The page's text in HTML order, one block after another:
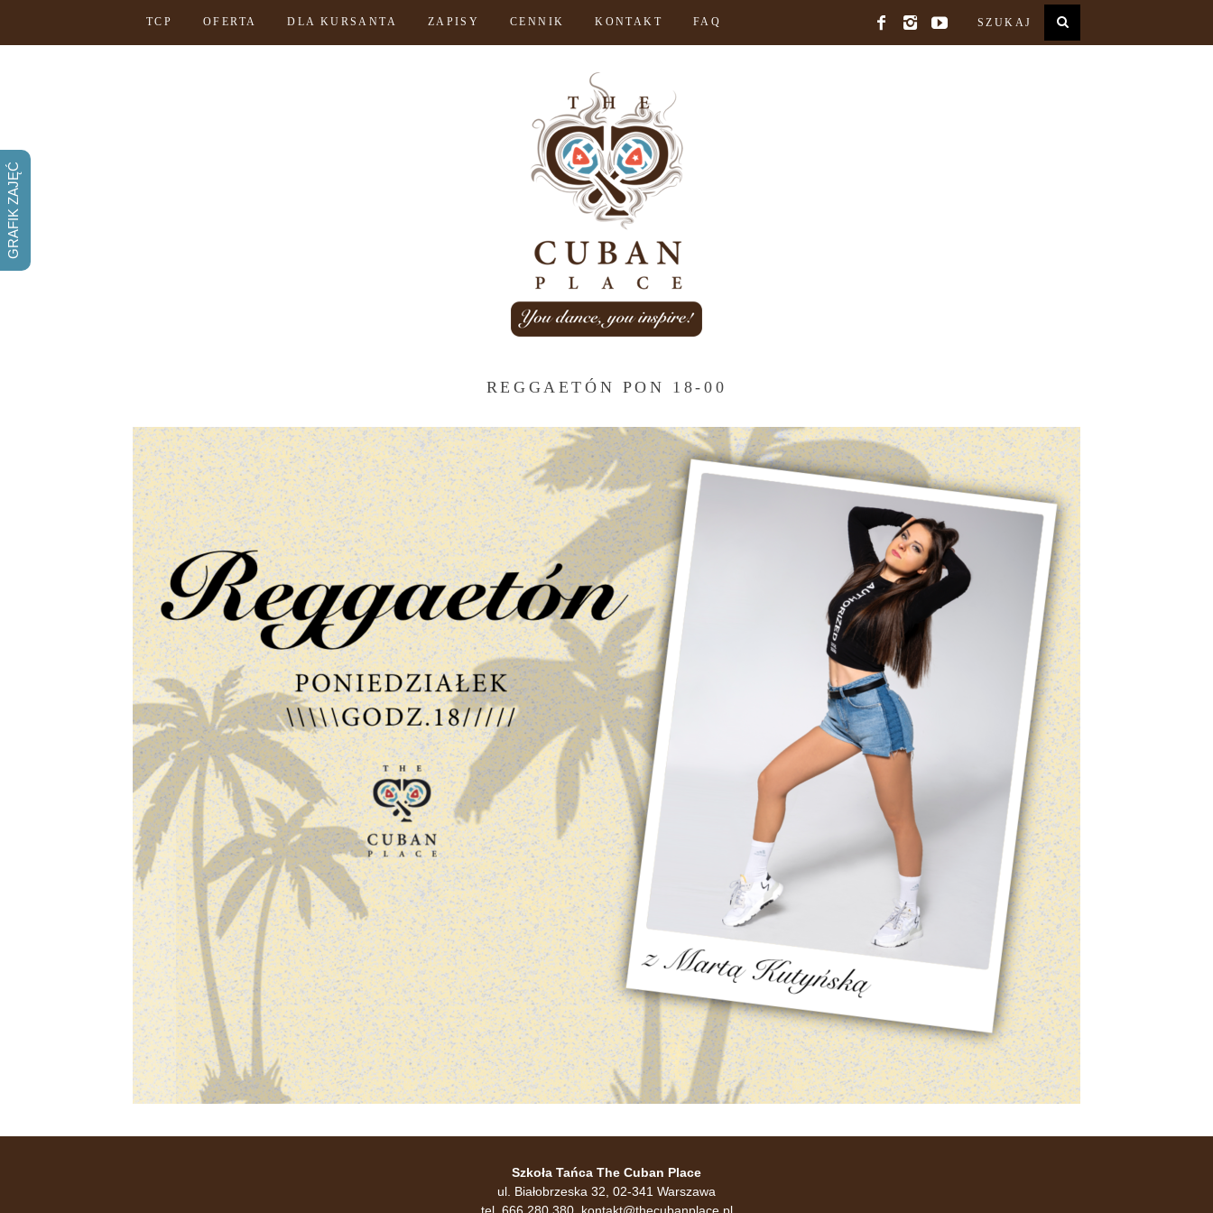
TCP OFERTA DLA KURSANTA ZAPISY CENNIK KONTAKT FAQ
REGGAETÓN PON 18-00
Szkoła Tańca The Cuban Place
ul. Białobrzeska 32, 02-341 Warszawa
GRAFIK ZAJĘĆ